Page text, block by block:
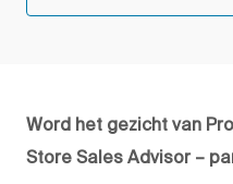
Word het gezicht van
Store Sales Advisor –